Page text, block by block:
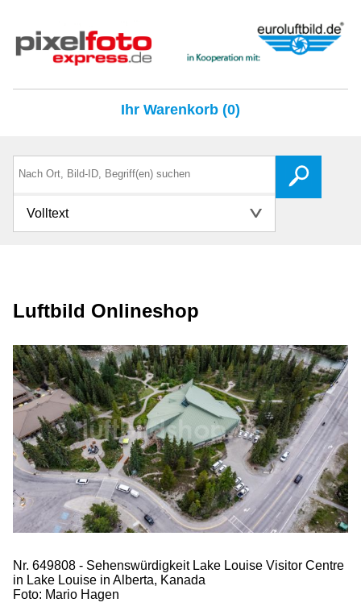
Ihr Warenkorb (0)
Volltext
Luftbild Onlineshop
Nr. 649808 - Sehenswürdigkeit Lake Louise Visitor Centre
in Lake Louise in Alberta, Kanada
Foto: Mario Hagen